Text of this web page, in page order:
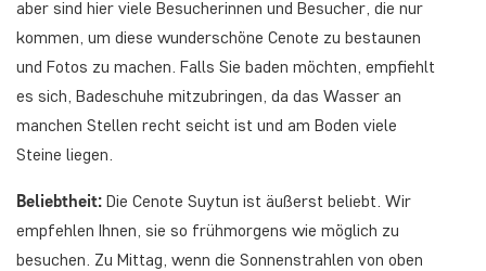
aber sind hier viele Besucherinnen und Besucher, die nur
kommen, um diese wunderschöne Cenote zu bestaunen
und Fotos zu machen. Falls Sie baden möchten, empfiehlt
es sich, Badeschuhe mitzubringen, da das Wasser an
manchen Stellen recht seicht ist und am Boden viele
Steine liegen.
Beliebtheit: Die Cenote Suytun ist äußerst beliebt. Wir
empfehlen Ihnen, sie so frühmorgens wie möglich zu
besuchen. Zu Mittag, wenn die Sonnenstrahlen von oben